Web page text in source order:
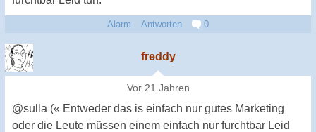
Alarm Antworten 0
freddy
Vor 21 Jahren
@sulla (« Entweder das is einfach nur gutes Marketing
oder die Leute müssen einem einfach nur furchtbar Leid